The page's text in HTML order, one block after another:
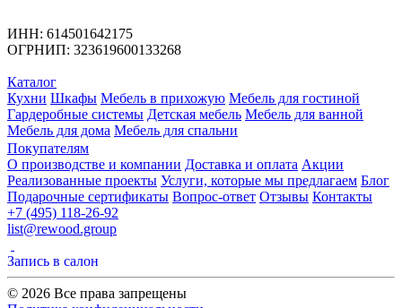
ИНН: 614501642175
ОГРНИП: 323619600133268
Каталог
Кухни Шкафы Мебель в прихожую Мебель для гостиной
Гардеробные системы Детская мебель Мебель для ванной
Мебель для дома Мебель для спальни
Покупателям
О производстве и компании Доставка и оплата Акции
Реализованные проекты Услуги, которые мы предлагаем Блог
Подарочные сертификаты Вопрос-ответ Отзывы Контакты
+7 (495) 118-26-92
list@rewood.group
Запись в салон
© 2026 Все права запрещены